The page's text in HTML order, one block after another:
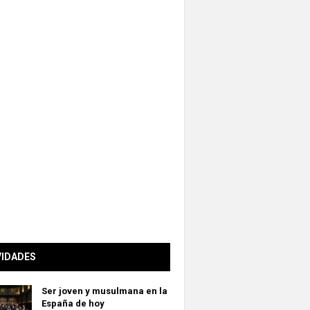
Ser joven y musulmana en la
España de hoy